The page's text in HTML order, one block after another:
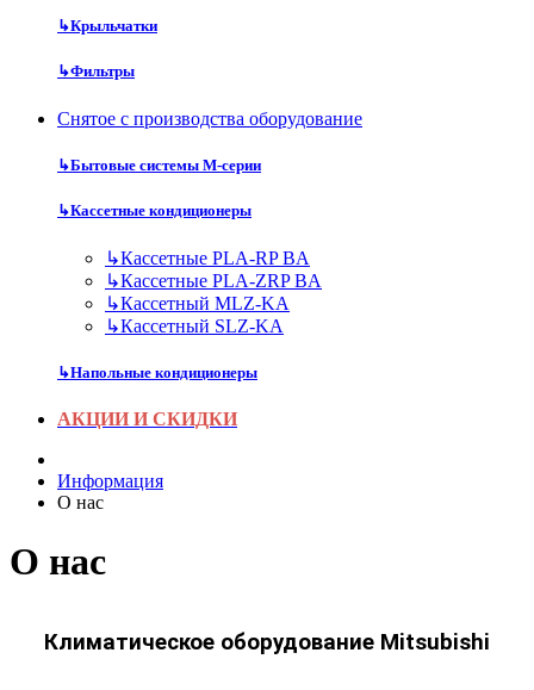
↳Крыльчатки
↳Фильтры
Снятое с производства оборудование
↳Бытовые системы M-серии
↳Кассетные кондиционеры
↳Кассетные PLA-RP BA
↳Кассетные PLA-ZRP BA
↳Кассетный MLZ-KA
↳Кассетный SLZ-KA
↳Напольные кондиционеры
АКЦИИ И СКИДКИ
Информация
О нас
О нас
Климатическое оборудование Mitsubishi